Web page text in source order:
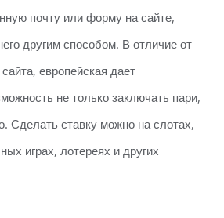
почту или форму на сайте,
другим способом. В отличие от
европейская дает
не только заключать пари,
Сделать ставку можно на слотах,
играх, лотереях и других